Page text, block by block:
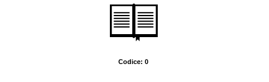
Codice: 0